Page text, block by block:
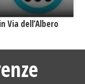
Via dell’Albero